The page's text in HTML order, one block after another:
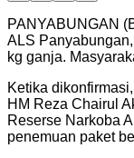
PANYABUNGAN
ALS
kg ganja.
Ketika
HM Reza Chairul
Reserse Narkoba
penemuan paket